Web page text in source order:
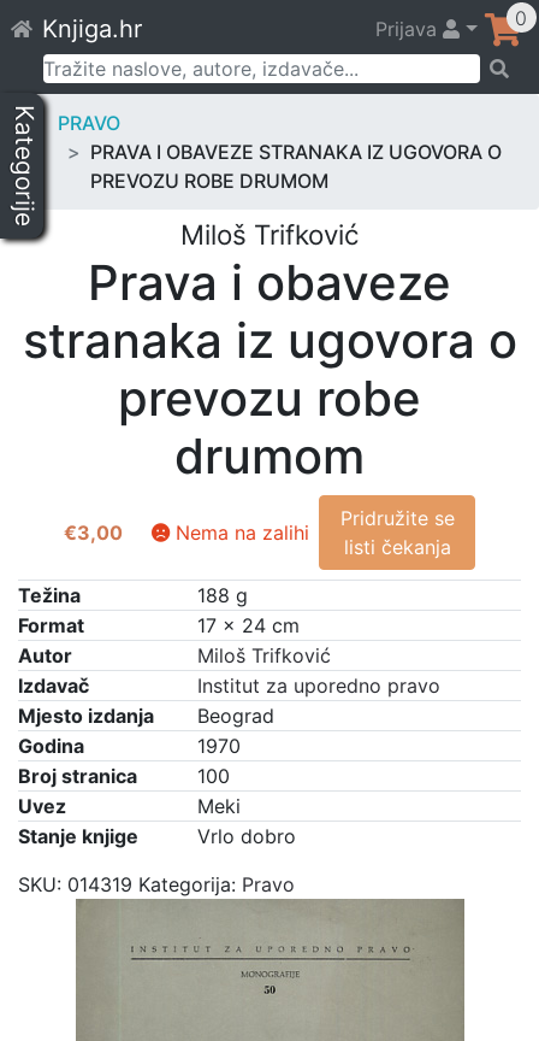
to
content
Knjiga.hr Prijava 0
Pretraži:
Kategorije
PRAVO
PRAVA I OBAVEZE STRANAKA IZ UGOVORA O
PREVOZU ROBE DRUMOM
Miloš Trifković
Prava i obaveze
stranaka iz ugovora o
prevozu robe
drumom
€3,00 Nema na zalihi
Pridružite se
listi čekanja
Težina
188 g
Format
17 × 24 cm
Autor
Miloš Trifković
Izdavač
Institut za uporedno pravo
Mjesto izdanja
Beograd
Godina
1970
Broj stranica
100
Uvez
Meki
Stanje knjige
Vrlo dobro
SKU: 014319 Kategorija: Pravo